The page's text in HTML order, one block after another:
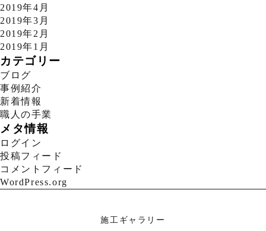
2019年4月
2019年3月
2019年2月
2019年1月
カテゴリー
ブログ
事例紹介
新着情報
職人の手業
メタ情報
ログイン
投稿フィード
コメントフィード
WordPress.org
施工ギャラリー